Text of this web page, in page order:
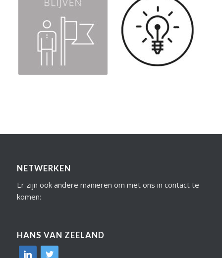
NETWERKEN
Er zijn ook andere manieren om met ons in contact te
komen:
HANS VAN ZEELAND
linkedin
twitter